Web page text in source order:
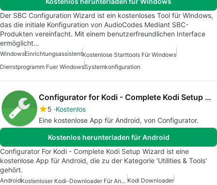
Der SBC Configuration Wizard ist ein kostenloses Tool für Windows,
das die initiale Konfiguration von AudioCodes Mediant SBC-
Produkten vereinfacht. Mit einem benutzerfreundlichen Interface
ermöglicht…
WindowsEinrichtungsassistentKostenlose Starttools Für Windows
Dienstprogramm Fuer WindowsSystemkonfiguration
Configurator for Kodi - Complete Kodi Setup Wizard
5 Kostenlos
Eine kostenlose App für Android, von Configurator.
Kostenlos herunterladen für Android
Configurator For Kodi - Complete Kodi Setup Wizard ist eine
kostenlose App für Android, die zu der Kategorie 'Utilities & Tools'
gehört.
Android Kostenloser Kodi-Downloader Für Android Kodi Downloader